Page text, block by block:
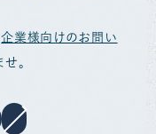
企業様向けのお問い
。